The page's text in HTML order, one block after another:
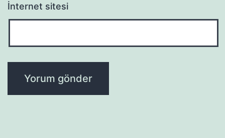
İnternet sitesi